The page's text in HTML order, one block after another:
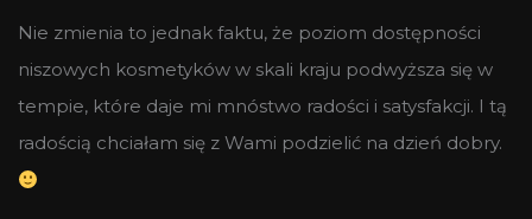
Nie zmienia to jednak faktu, że poziom dostępności
niszowych kosmetyków w skali kraju podwyższa się w
tempie, które daje mi mnóstwo radości i satysfakcji. I tą
radością chciałam się z Wami podzielić na dzień dobry.